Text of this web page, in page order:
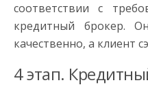
соответствии с
кредитный брокер.
качественно, а клиент
4 этап.